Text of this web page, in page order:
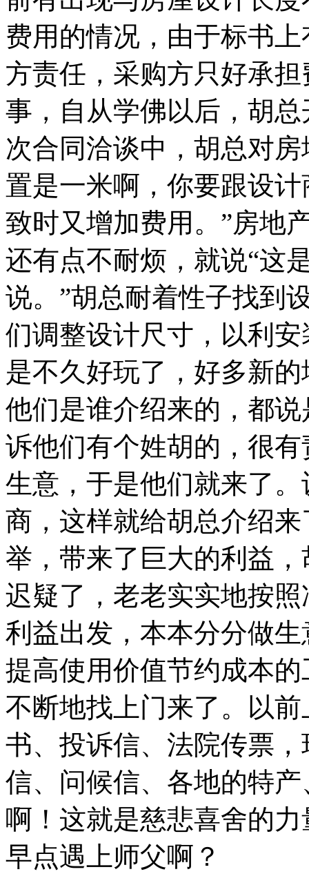
费用的情况，由于标书
方责任，采购方只好承
事，自从学佛以后，胡
次合同洽谈中，胡总对
置是一米啊，你要跟设
致时又增加费用。”房地
还有点不耐烦，就说“这
说。”胡总耐着性子找到
们调整设计尺寸，以利
是不久好玩了，好多新
他们是谁介绍来的，都
诉他们有个姓胡的，很
生意，于是他们就来了
商，这样就给胡总介绍
举，带来了巨大的利益
迟疑了，老老实实地按
利益出发，本本分分做
提高使用价值节约成本
不断地找上门来了。以
书、投诉信、法院传票
信、问候信、各地的特
啊！这就是慈悲喜舍的
早点遇上师父啊？